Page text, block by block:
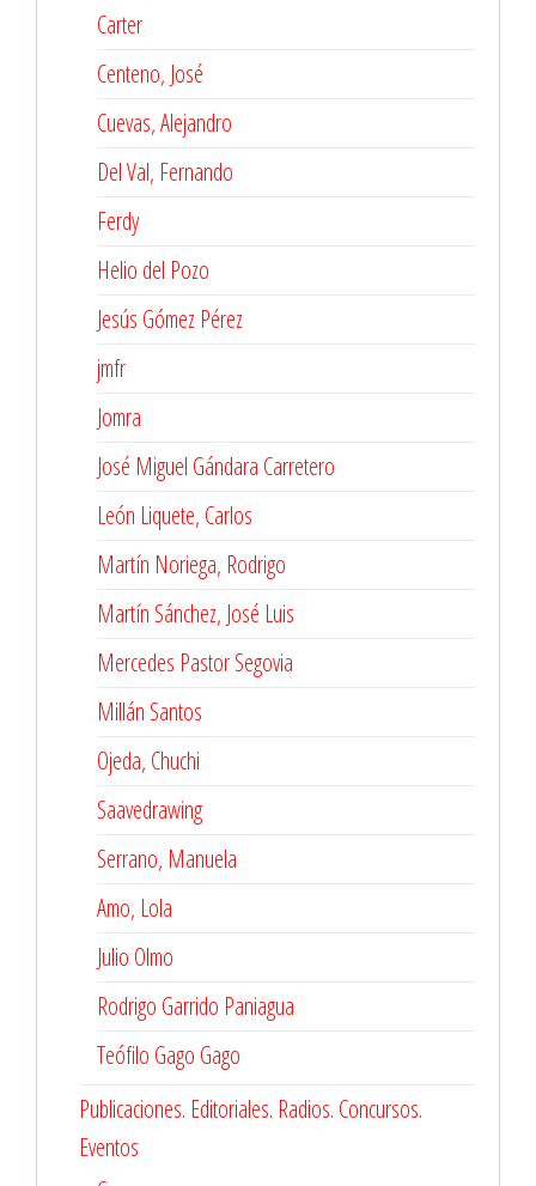
Carter
Centeno, José
Cuevas, Alejandro
Del Val, Fernando
Ferdy
Helio del Pozo
Jesús Gómez Pérez
jmfr
Jomra
José Miguel Gándara Carretero
León Liquete, Carlos
Martín Noriega, Rodrigo
Martín Sánchez, José Luis
Mercedes Pastor Segovia
Millán Santos
Ojeda, Chuchi
Saavedrawing
Serrano, Manuela
Amo, Lola
Julio Olmo
Rodrigo Garrido Paniagua
Teófilo Gago Gago
Publicaciones. Editoriales. Radios. Concursos.
Eventos